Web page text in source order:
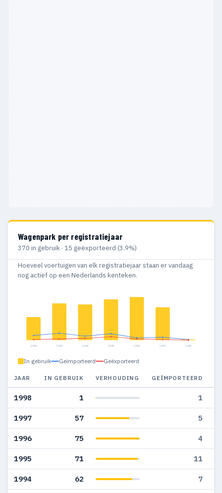
Wagenpark per registratiejaar
370 in gebruik · 15 geëxporteerd (3.9%)
Hoeveel voertuigen van elk registratiejaar staan er vandaag
nog actief op een Nederlands kenteken.
1992 1993 1994 1995 1996 1997 1998
In gebruik Geïmporteerd Geëxporteerd
JAAR IN GEBRUIK VERHOUDING GEÏMPORTEERD
1998 1 1
1997 57 5
1996 75 4
1995 71 11
1994 62 7